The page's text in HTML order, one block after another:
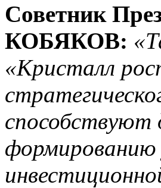
Советник
КОБЯКОВ:
«Кристалл
способствуют
формированию